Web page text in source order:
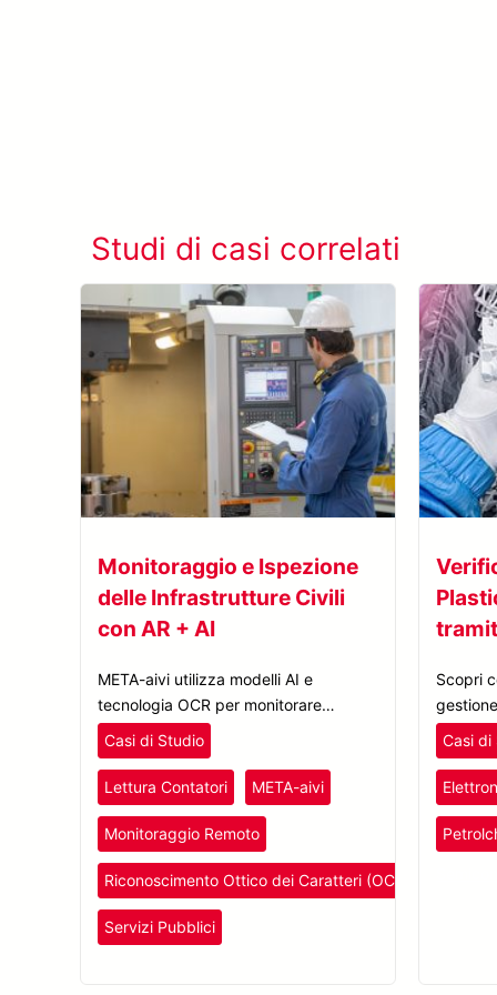
Studi di casi correlati
Monitoraggio e Ispezione
delle Infrastrutture Civili
con AR + AI
META-aivi utilizza modelli AI e
tecnologia OCR per monitorare
costantemente gli indicatori e le spie
luminose, assicurando il
funzionamento corretto e sicuro della
stazione di pompaggio.
Casi di Studio
Lettura Contatori META-aivi
Monitoraggio Remoto
Riconoscimento Ottico dei Caratteri (OCR)
Servizi Pubblici
Scopri
gli
parti
Casi di